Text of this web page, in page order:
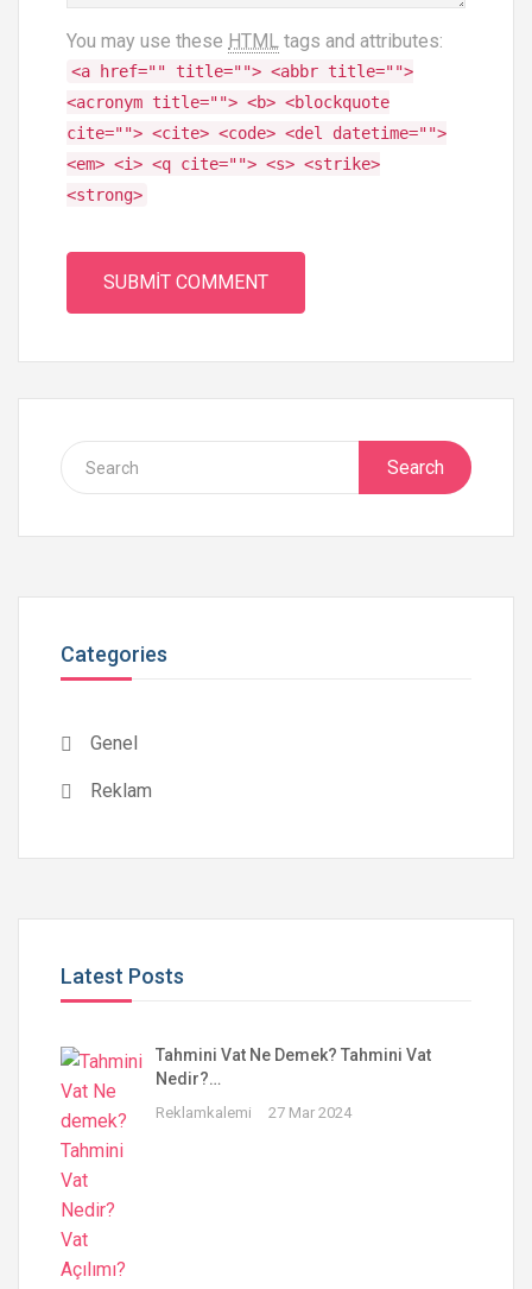
You may use these HTML tags and attributes:
<a href="" title=""> <abbr title="">
<acronym title=""> <b> <blockquote
cite=""> <cite> <code> <del datetime="">
<em> <i> <q cite=""> <s> <strike>
<strong>
Search
Categories
Genel
Reklam
Latest Posts
Tahmini Vat Ne Demek? Tahmini Vat
Nedir?…
Reklamkalemi 27 Mar 2024